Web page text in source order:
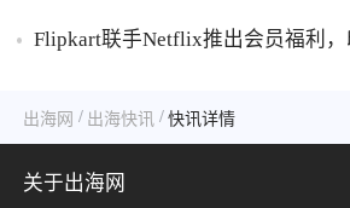
Flipkart联手Netflix推出会员福利
出海网 / 出海快讯 / 快讯详情
关于出海网